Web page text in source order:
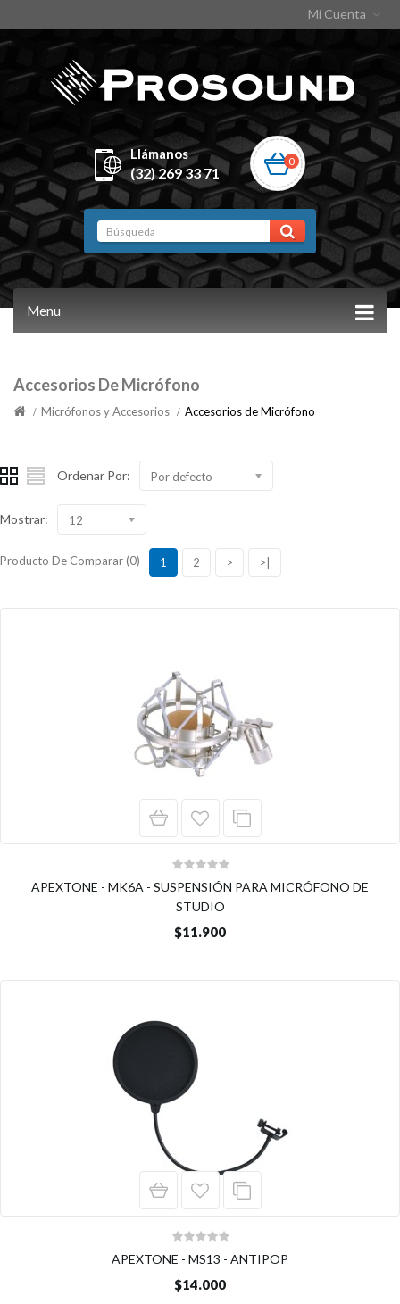
Mi Cuenta
Llámanos
(32) 269 33 71
0
Menu
Accesorios De Micrófono
Micrófonos y Accesorios Accesorios de Micrófono
Ordenar Por: Por defecto
Mostrar: 12
Producto De Comparar (0) 1 2 > >|
APEXTONE - MK6A - SUSPENSIÓN PARA MICRÓFONO DE
STUDIO
$11.900
APEXTONE - MS13 - ANTIPOP
$14.000